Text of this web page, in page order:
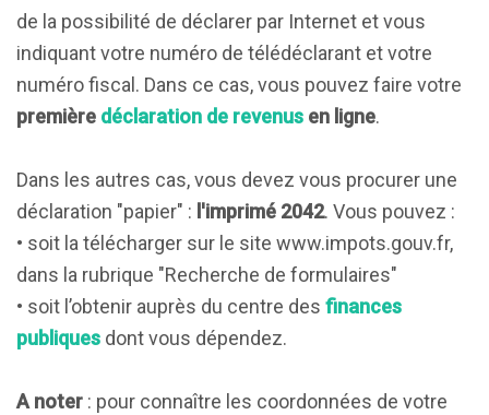
de la possibilité de déclarer par Internet et vous
indiquant votre numéro de télédéclarant et votre
numéro fiscal. Dans ce cas, vous pouvez faire votre
première déclaration de revenus en ligne.
Dans les autres cas, vous devez vous procurer une
déclaration "papier" : l'imprimé 2042. Vous pouvez :
• soit la télécharger sur le site www.impots.gouv.fr,
dans la rubrique "Recherche de formulaires"
• soit l’obtenir auprès du centre des finances
publiques dont vous dépendez.
A noter : pour connaître les coordonnées de votre